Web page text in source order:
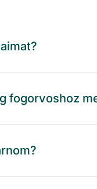
fogorvoshoz